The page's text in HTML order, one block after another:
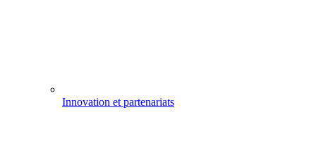
Innovation et partenariats